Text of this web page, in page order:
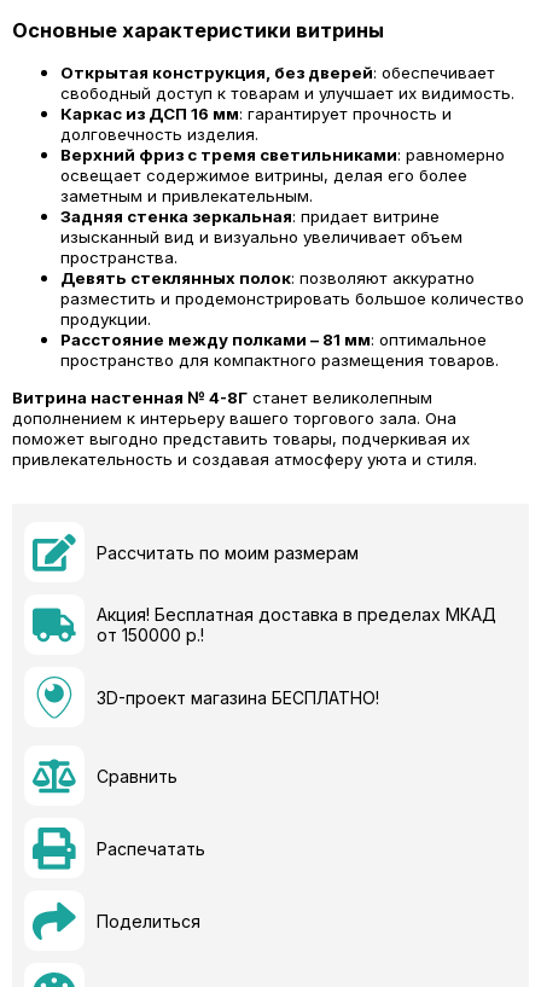
Основные характеристики витрины
Открытая конструкция, без дверей: обеспечивает
свободный доступ к товарам и улучшает их видимость.
Каркас из ДСП 16 мм: гарантирует прочность и
долговечность изделия.
Верхний фриз с тремя светильниками: равномерно
освещает содержимое витрины, делая его более
заметным и привлекательным.
Задняя стенка зеркальная: придает витрине
изысканный вид и визуально увеличивает объем
пространства.
Девять стеклянных полок: позволяют аккуратно
разместить и продемонстрировать большое количество
продукции.
Расстояние между полками – 81 мм: оптимальное
пространство для компактного размещения товаров.
Витрина настенная № 4-8Г станет великолепным
дополнением к интерьеру вашего торгового зала. Она
поможет выгодно представить товары, подчеркивая их
привлекательность и создавая атмосферу уюта и стиля.
Рассчитать по моим размерам
Акция! Бесплатная доставка в пределах МКАД
от 150000 р.!
3D-проект магазина БЕСПЛАТНО!
Сравнить
Распечатать
Поделиться